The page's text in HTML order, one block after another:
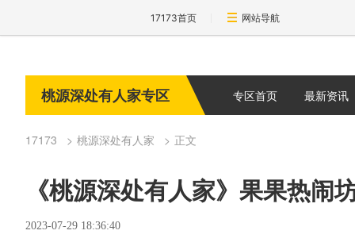
17173首页 网站导航
桃源深处有人家专区 专区首页 最新资讯
17173 桃源深处有人家 正文
《桃源深处有人家》果果热闹
2023-07-29 18:36:40